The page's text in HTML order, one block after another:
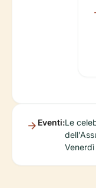
Eventi:Le